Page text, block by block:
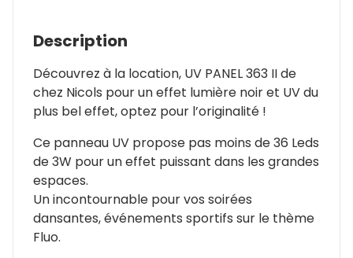
Description
Découvrez à la location, UV PANEL 363 II de
chez Nicols pour un effet lumière noir et UV du
plus bel effet, optez pour l’originalité !
Ce panneau UV propose pas moins de 36 Leds
de 3W pour un effet puissant dans les grandes
espaces.
Un incontournable pour vos soirées
dansantes, événements sportifs sur le thème
Fluo.